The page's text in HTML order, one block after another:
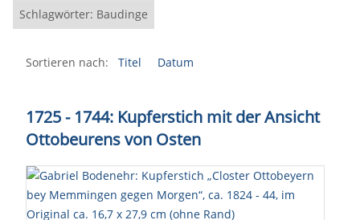
Schlagwörter: Baudinge
Sortieren nach: Titel Datum
1725 - 1744: Kupferstich mit der Ansicht
Ottobeurens von Osten